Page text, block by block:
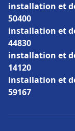
installation et
50400
installation et
44830
installation et
14120
installation et
59167